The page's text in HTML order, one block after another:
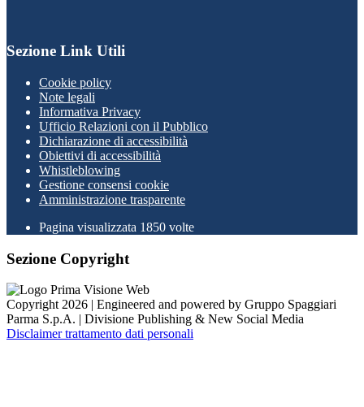
Sezione Link Utili
Cookie policy
Note legali
Informativa Privacy
Ufficio Relazioni con il Pubblico
Dichiarazione di accessibilità
Obiettivi di accessibilità
Whistleblowing
Gestione consensi cookie
Amministrazione trasparente
Pagina visualizzata 1850 volte
Sezione Copyright
Copyright 2026 | Engineered and powered by Gruppo Spaggiari
Parma S.p.A. | Divisione Publishing & New Social Media
Disclaimer trattamento dati personali